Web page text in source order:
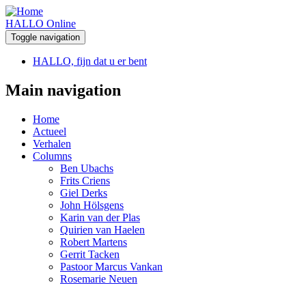
HALLO Online
Toggle navigation
HALLO, fijn dat u er bent
Main navigation
Home
Actueel
Verhalen
Columns
Ben Ubachs
Frits Criens
Giel Derks
John Hölsgens
Karin van der Plas
Quirien van Haelen
Robert Martens
Gerrit Tacken
Pastoor Marcus Vankan
Rosemarie Neuen